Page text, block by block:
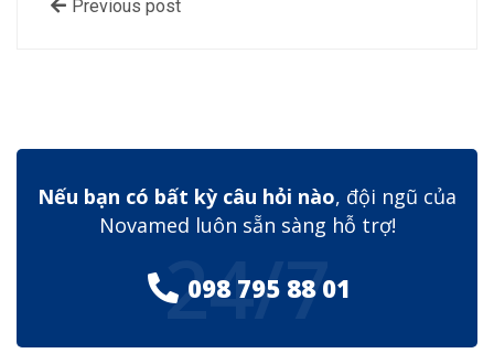
Previous post
Nếu bạn có bất kỳ câu hỏi nào, đội ngũ của
Novamed luôn sẵn sàng hỗ trợ!
098 795 88 01
24/7